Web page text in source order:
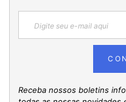
Receba nossos boletins